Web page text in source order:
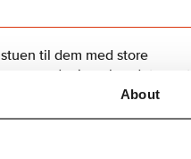
About
til dem med store
og andre igen har det nyeste
alle medlemmer.